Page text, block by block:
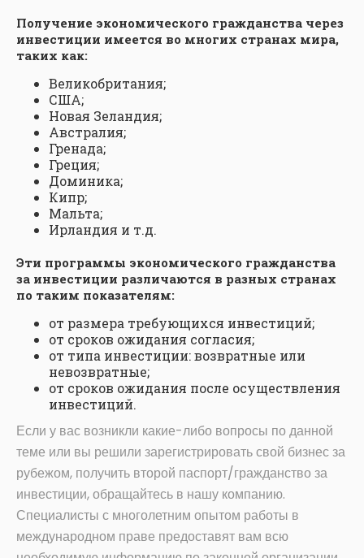
Получение экономического гражданства через
инвестиции имеется во многих странах мира,
таких как:
Великобритания;
США;
Новая Зеландия;
Австралия;
Гренада;
Греция;
Доминика;
Кипр;
Мальта;
Ирландия и т.д.
Эти программы экономического гражданства
за инвестиции различаются в разных странах
по таким показателям:
от размера требующихся инвестиций;
от сроков ожидания согласия;
от типа инвестиции: возвратные или
невозвратные;
от сроков ожидания после осуществления
инвестиций.
Если у вас возникли какие-либо вопросы по данной
теме или вы решили зарегистрировать свой бизнес за
рубежом, получить второй паспорт/гражданство за
инвестиции, обращайтесь в нашу компанию.
Специалисты с многолетним опытом работы в
международном праве предоставят вам всю